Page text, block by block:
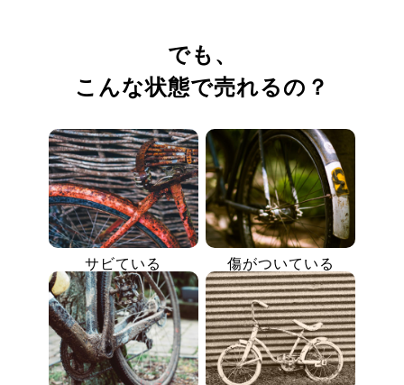
でも、
こんな状態で売れるの？
サビている 傷がついている